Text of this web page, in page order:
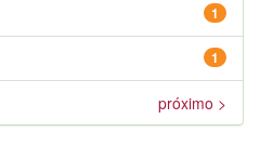
1
1
próximo >